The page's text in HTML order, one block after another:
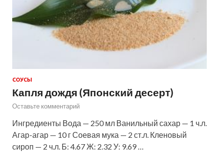
СОУСЫ
Капля дождя (Японский десерт)
Оставьте комментарий
Ингредиенты Вода — 250 мл Ванильный сахар — 1 ч.л.
Агар-агар — 10 г Соевая мука — 2 ст.л. Кленовый
сироп — 2 ч.л. Б: 4.67 Ж: 2.32 У: 9.69 …